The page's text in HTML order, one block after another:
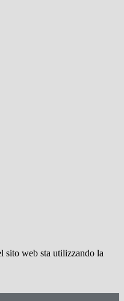
sito web sta utilizzando la